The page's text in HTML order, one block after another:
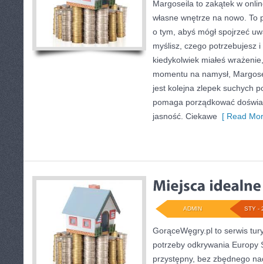
Margoseila to zakątek w
własne wnętrze na nowo. To
o tym, abyś mógł spojrzeć
myślisz, czego potrzebujesz
kiedykolwiek miałeś
momentu na namysł,
jest kolejna zlepek suchych
pomaga porządkować
jasność. Ciekawe [ Read
STY -
ADMIN
GorąceWęgry.pl to serwis
potrzeby odkrywania Europy
przystępny, bez zbędnego